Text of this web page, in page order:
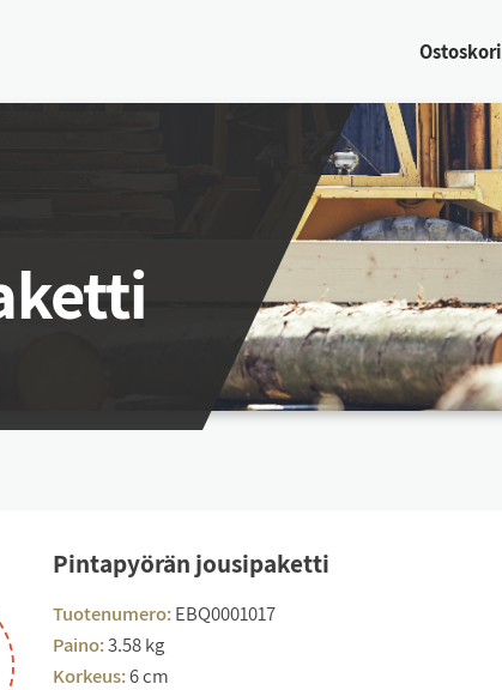
Os­tos­ko­ri
Pin­ta­pyö­rän jou­si­pa­ket­ti
Tuotenumero:EBQ0001017
Paino:3.58 kg
Korkeus:6 cm